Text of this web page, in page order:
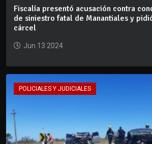
Fiscalía presentó acusación contra
de siniestro fatal de Manantiales y
cárcel
Jun 13 2024
POLICIALES Y JUDICIALES